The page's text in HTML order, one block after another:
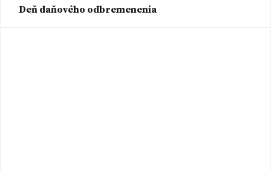
Deň daňového odbremenenia